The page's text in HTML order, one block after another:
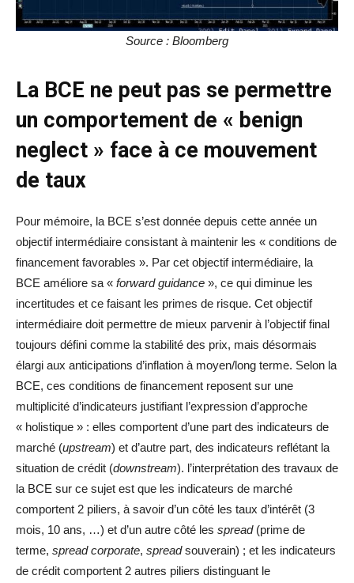
Source : Bloomberg
La BCE ne peut pas se permettre
un comportement de « benign
neglect » face à ce mouvement
de taux
Pour mémoire, la BCE s’est donnée depuis cette année un
objectif intermédiaire consistant à maintenir les « conditions de
financement favorables ». Par cet objectif intermédiaire, la
BCE améliore sa « forward guidance », ce qui diminue les
incertitudes et ce faisant les primes de risque. Cet objectif
intermédiaire doit permettre de mieux parvenir à l’objectif final
toujours défini comme la stabilité des prix, mais désormais
élargi aux anticipations d’inflation à moyen/long terme. Selon la
BCE, ces conditions de financement reposent sur une
multiplicité d’indicateurs justifiant l’expression d’approche
« holistique » : elles comportent d’une part des indicateurs de
marché (upstream) et d’autre part, des indicateurs reflétant la
situation de crédit (downstream). l’interprétation des travaux de
la BCE sur ce sujet est que les indicateurs de marché
comportent 2 piliers, à savoir d’un côté les taux d’intérêt (3
mois, 10 ans, …) et d’un autre côté les spread(prime de
terme, spread corporate, spreadsouverain) ; et les indicateurs
de crédit comportent 2 autres piliers distinguant le